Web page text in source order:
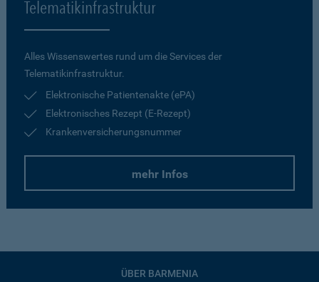
Telematikinfrastruktur
Alles Wissenswertes rund um die Services der
Telematikinfrastruktur.
Elektronische Patientenakte (ePA)
Elektronisches Rezept (E-Rezept)
Krankenversicherungsnummer
mehr Infos
ÜBER BARMENIA